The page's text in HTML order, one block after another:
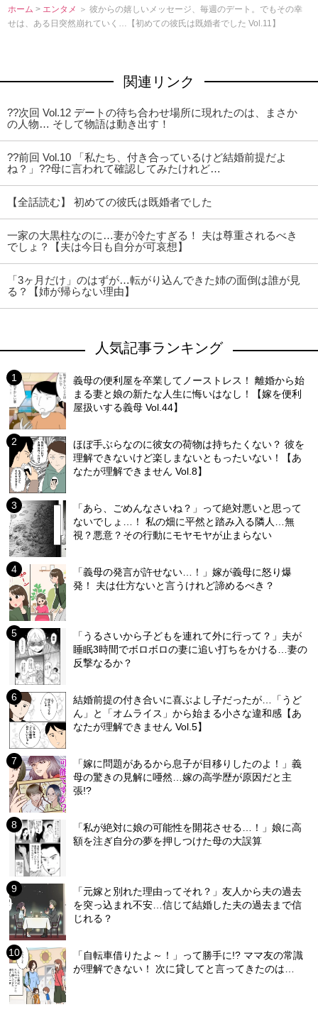
ホーム > エンタメ ＞ 彼からの嬉しいメッセージ、毎週のデート。でもその幸
せは、ある日突然崩れていく…【初めての彼氏は既婚者でした Vol.11】
関連リンク
??次回 Vol.12 デートの待ち合わせ場所に現れたのは、まさか
の人物… そして物語は動き出す！
??前回 Vol.10 「私たち、付き合っているけど結婚前提だよ
ね？」??母に言われて確認してみたけれど…
【全話読む】 初めての彼氏は既婚者でした
一家の大黒柱なのに…妻が冷たすぎる！ 夫は尊重されるべき
でしょ？【夫は今日も自分が可哀想】
「3ヶ月だけ」のはずが…転がり込んできた姉の面倒は誰が見
る？【姉が帰らない理由】
人気記事ランキング
義母の便利屋を卒業してノーストレス！ 離婚から始
まる妻と娘の新たな人生に悔いはなし！【嫁を便利
屋扱いする義母 Vol.44】
ほぼ手ぶらなのに彼女の荷物は持ちたくない？ 彼を
理解できないけど楽しまないともったいない！【あ
なたが理解できません Vol.8】
「あら、ごめんなさいね？」って絶対悪いと思って
ないでしょ…！ 私の畑に平然と踏み入る隣人…無
視？悪意？その行動にモヤモヤが止まらない
「義母の発言が許せない…！」嫁が義母に怒り爆
発！ 夫は仕方ないと言うけれど諦めるべき？
「うるさいから子どもを連れて外に行って？」夫が
睡眠3時間でボロボロの妻に追い打ちをかける…妻の
反撃なるか？
結婚前提の付き合いに喜ぶよし子だったが…「うど
ん」と「オムライス」から始まる小さな違和感【あ
なたが理解できません Vol.5】
「嫁に問題があるから息子が目移りしたのよ！」義
母の驚きの見解に唖然…嫁の高学歴が原因だと主
張!?
「私が絶対に娘の可能性を開花させる…！」娘に高
額を注ぎ自分の夢を押しつけた母の大誤算
「元嫁と別れた理由ってそれ？」友人から夫の過去
を突っ込まれ不安…信じて結婚した夫の過去まで信
じれる？
「自転車借りたよ～！」って勝手に!? ママ友の常識
が理解できない！ 次に貸してと言ってきたのは…